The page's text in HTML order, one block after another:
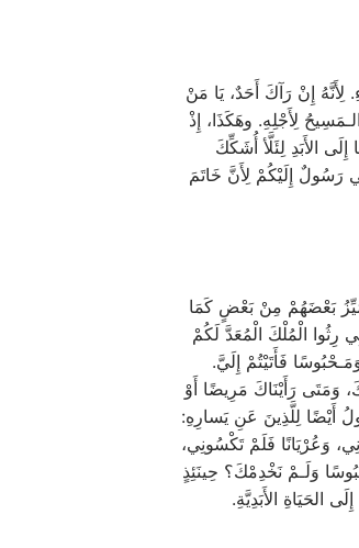
لِأَنَّهُ إِنْ رَآكَ أَحَدٌ، يَا مَنْ
لِأَجْلِهِ. وهَكَذَا، إِذْ
الأَبَدِ لِئَلَّأ أُشَكِّكَ
رَسُولٌ إِلَيْكُمْ لِأَنَّ خَاتَمَ
بَعْضَهُمْ مِنْ بَعْضٍ كَمَا
رِثُوا الْمُلْكَ الْمُعَدَّ لَكُمْ
فَأَتَيْتُمْ إِلَيَّ.
وَمَتَى رَأَيْنَاكَ مَرِيضًا أَوْ
أَيْضًا لِلَّذِينَ عَنِ يَسارِهِ:
وَعُرْيَانًا فَلَمْ تَكْسُونِي،
وَلَـمْ نَخْدِمْكَ؟ حِينَئِذٍ
الحَيَاةِ الأَبَدِيَّةِ.